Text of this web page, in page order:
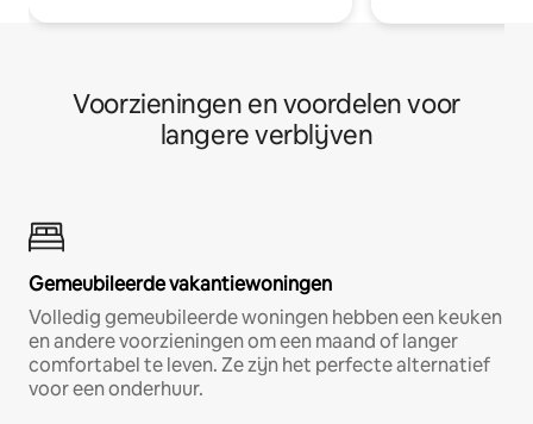
Voorzieningen en voordelen voor
langere verblijven
Gemeubileerde vakantiewoningen
Volledig gemeubileerde woningen hebben een keuken
en andere voorzieningen om een maand of langer
comfortabel te leven. Ze zijn het perfecte alternatief
voor een onderhuur.